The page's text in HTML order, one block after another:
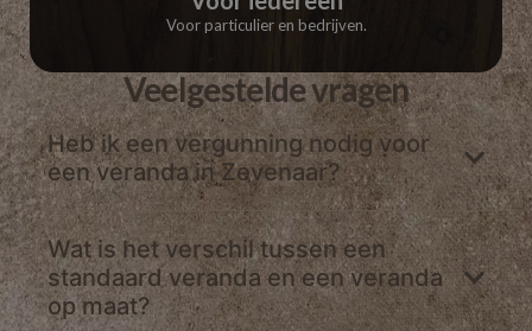
Voor particulier en bedrijven.
Veelgestelde vragen
Heb ik een vergunning nodig voor
een veranda in Zevenaar?
Wat is het verschil tussen een
standaard veranda en een veranda
op maat?